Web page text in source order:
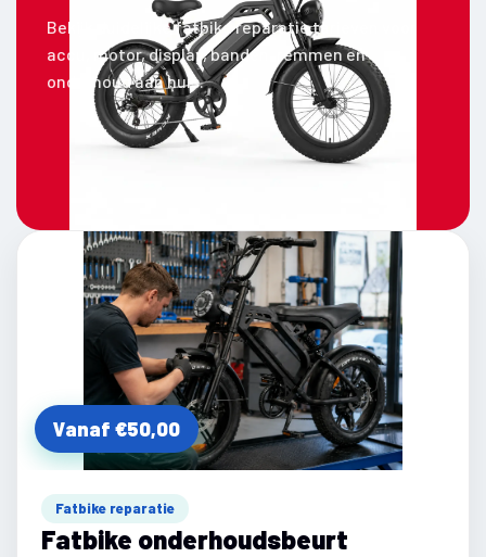
Bekijk duidelijke fatbike reparatie tarieven voor
accu, motor, display, banden, remmen en
onderhoud aan huis.
Vanaf €50,00
Fatbike reparatie
Fatbike onderhoudsbeurt